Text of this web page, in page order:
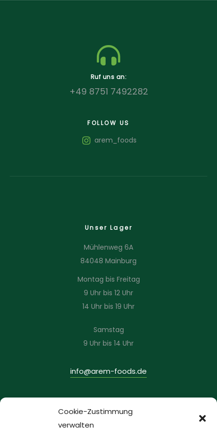
Cookie-Zustimmung
verwalten
Ruf uns an:
+49 8751 7492282
FOLLOW US
arem_foods
Unser Lager
Mühlenweg 6A
84048 Mainburg
Montag bis Freitag
9 Uhr bis 12 Uhr
14 Uhr bis 19 Uhr
Samstag
9 Uhr bis 14 Uhr
info@arem-foods.de
Datenschutzerklärung